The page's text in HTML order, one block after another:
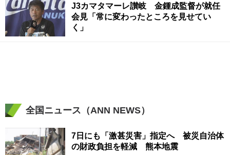
J3カマタマーレ讃岐 金鍾成監督が就任
会見「常に変わったところを見せてい
く」
全国ニュース（ANN NEWS）
7日にも「激甚災害」指定へ 被災自治体
の財政負担を軽減 熊本地震